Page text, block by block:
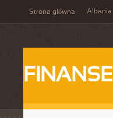
Strona główna Albania
FINANSE